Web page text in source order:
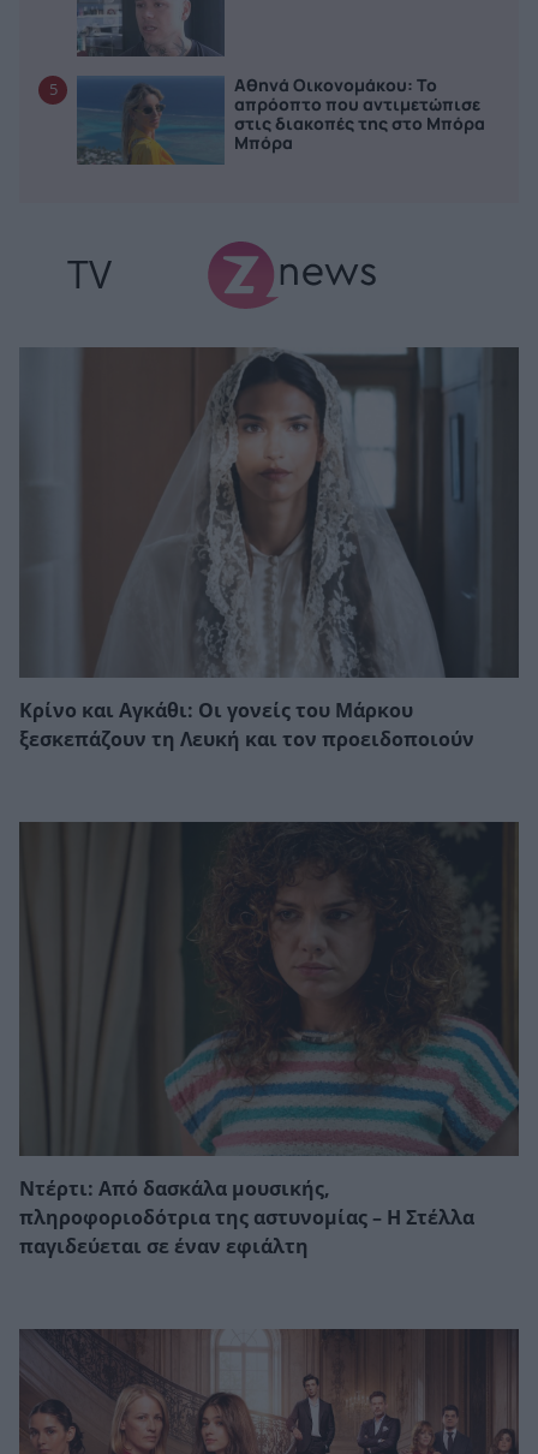
5
Αθηνά Οικονομάκου: Το
απρόοπτο που αντιμετώπισε
στις διακοπές της στο Μπόρα
Μπόρα
TV
Κρίνο και Αγκάθι: Οι γονείς του Μάρκου
ξεσκεπάζουν τη Λευκή και τον προειδοποιούν
Ντέρτι: Από δασκάλα μουσικής,
πληροφοριοδότρια της αστυνομίας – Η Στέλλα
παγιδεύεται σε έναν εφιάλτη